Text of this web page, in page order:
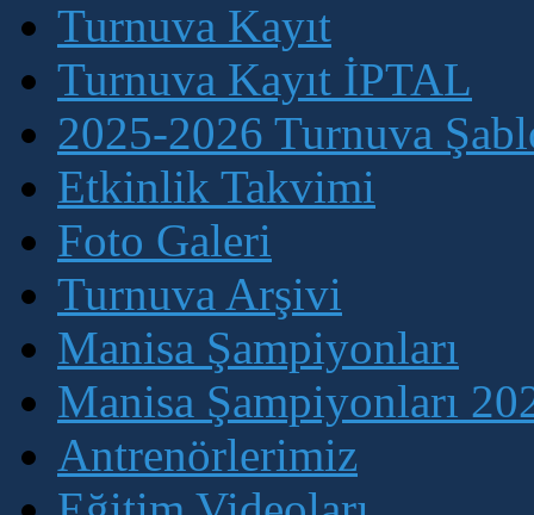
Turnuva Kayıt
Turnuva Kayıt İPTAL
2025-2026 Turnuva
Etkinlik Takvimi
Foto Galeri
Turnuva Arşivi
Manisa Şampiyonları
Manisa Şampiyonları
Antrenörlerimiz